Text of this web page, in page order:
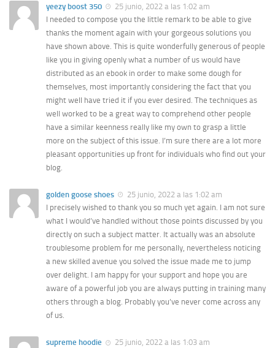
yeezy boost 350
25 junio, 2022 a las 1:02 am
I needed to compose you the little remark to be able to give
thanks the moment again with your gorgeous solutions you
have shown above. This is quite wonderfully generous of people
like you in giving openly what a number of us would have
distributed as an ebook in order to make some dough for
themselves, most importantly considering the fact that you
might well have tried it if you ever desired. The techniques as
well worked to be a great way to comprehend other people
have a similar keenness really like my own to grasp a little
more on the subject of this issue. I’m sure there are a lot more
pleasant opportunities up front for individuals who find out your
blog.
golden goose shoes
25 junio, 2022 a las 1:02 am
I precisely wished to thank you so much yet again. I am not sure
what I would’ve handled without those points discussed by you
directly on such a subject matter. It actually was an absolute
troublesome problem for me personally, nevertheless noticing
a new skilled avenue you solved the issue made me to jump
over delight. I am happy for your support and hope you are
aware of a powerful job you are always putting in training many
others through a blog. Probably you’ve never come across any
of us.
supreme hoodie
25 junio, 2022 a las 1:03 am